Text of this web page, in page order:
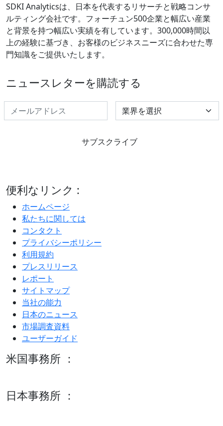
SDKI Analyticsは、日本を代表するリサーチと戦略コンサ
ルティング会社です。フォーチュン500企業と幅広い産業
と背景を持つ幅広い実績を有しています。300,000時間以
上の経験に基づき、お客様のビジネスニーズに合わせた専
門知識をご提供いたします。
ニュースレターを購読する
Select Industry
サブスクライブ
便利なリンク :
ホームページ
私たちに関しては
コンタクト
プライバシーポリシー
利用規約
プレスリリース
レポート
サイトマップ
当社の能力
日本のニュース
市場調査資料
ユーザーガイド
米国事務所 ：
日本事務所 ：